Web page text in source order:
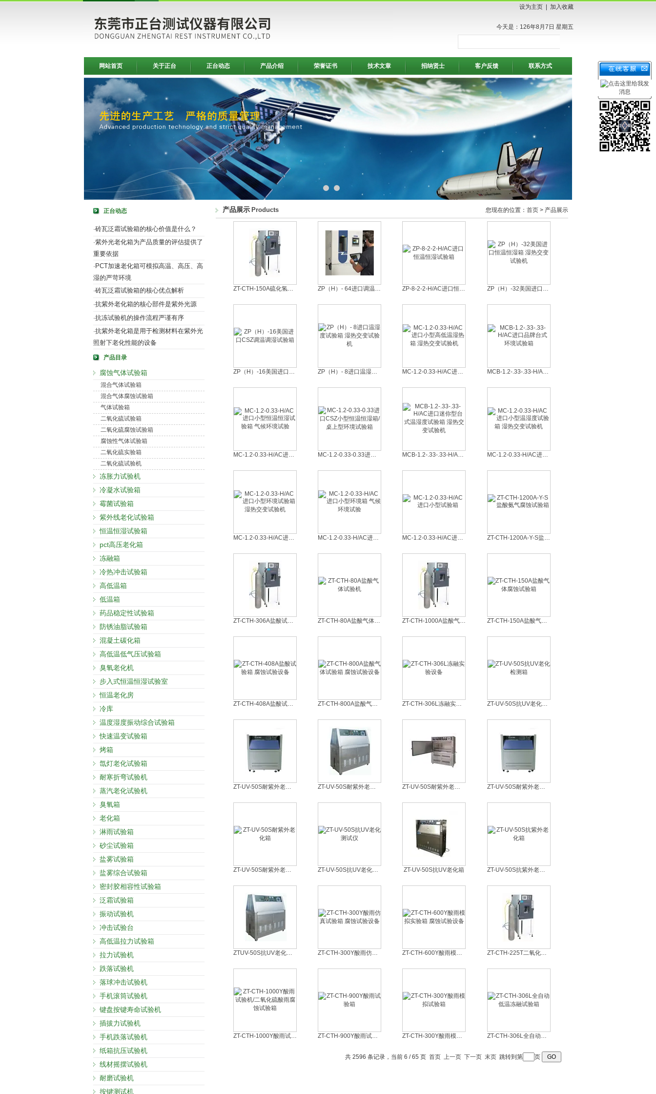
设为主页| 加入收藏
今天是：126年8月7日 星期五
网站首页 关于正台 正台动态 产品介绍 荣誉证书 技术文章 招纳贤士 客户反馈 联系方式
正台动态
·砖瓦泛霜试验箱的核心价值是什么？
·紫外光老化箱为产品质量的评估提供了
重要依据
· PCT加速老化箱可模拟高温、高压、高
湿的严苛环境
·砖瓦泛霜试验箱的核心优点解析
·抗紫外老化箱的核心部件是紫外光源
·抗冻试验机的操作流程严谨有序
·抗紫外老化箱是用于检测材料在紫外光
照射下老化性能的设备
产品目录
腐蚀气体试验箱
混合气体试验箱
混合气体腐蚀试验箱
气体试验箱
二氧化硫试验箱
二氧化硫腐蚀试验箱
腐蚀性气体试验箱
二氧化硫实验箱
二氧化硫试验机
冻胀力试验机
冷凝水试验箱
霉菌试验箱
紫外线老化试验箱
恒温恒湿试验箱
pct高压老化箱
冻融箱
冷热冲击试验箱
高低温箱
低温箱
药品稳定性试验箱
防锈油脂试验箱
混凝土碳化箱
高低温低气压试验箱
臭氧老化机
步入式恒温恒湿试验室
恒温老化房
冷库
温度湿度振动综合试验箱
快速温变试验箱
烤箱
氙灯老化试验箱
耐寒折弯试验机
蒸汽老化试验机
臭氧箱
老化箱
淋雨试验箱
砂尘试验箱
盐雾试验箱
盐雾综合试验箱
密封胶相容性试验箱
泛霜试验箱
振动试验机
冲击试验台
高低温拉力试验箱
拉力试验机
跌落试验机
落球冲击试验机
手机滚筒试验机
键盘按键寿命试验机
插拔力试验机
手机跌落试验机
纸箱抗压试验机
线材摇摆试验机
耐磨试验机
按键测试机
产品展示 Products 您现在的位置： 首页 > 产品展示
ZT-CTH-150A硫化氢腐蚀试验箱 腐蚀试验设备 ZP（H）- 64进口调温调湿试验箱 ZP-8-2-2-H/AC进口恒温恒湿试验箱 ZP（H）-32美国进口恒温恒湿箱 湿热交变试验机
ZP（H）-16美国进口CSZ调温调湿试验箱 ZP（H）- 8进口温湿度试验箱 湿热交变试验机 MC-1.2-0.33-H/AC进口小型高低温湿热箱 湿热交变试验机 MCB-1.2-.33-.33-H/AC进口品牌台式环境试验箱
MC-1.2-0.33-H/AC进口小型恒温恒湿试验箱 气候环境试验 MC-1.2-0.33-0.33进口CSZ小型恒温恒湿箱/桌上型环境试验箱 MCB-1.2-.33-.33-H/AC进口迷你型台式温湿度试验箱 湿热交变试验机 MC-1.2-0.33-H/AC进口小型温湿度试验箱 湿热交变试验机
MC-1.2-0.33-H/AC进口小型环境试验箱 湿热交变试验机 MC-1.2-0.33-H/AC进口小型环境箱 气候环境试验 MC-1.2-0.33-H/AC进口小型试验箱 ZT-CTH-1200A-Y-S盐酸氨气腐蚀试验箱
ZT-CTH-306A盐酸试验机/盐酸气体测试仪 ZT-CTH-80A盐酸气体试验机 ZT-CTH-1000A盐酸气体腐蚀试验机 腐蚀试验设备 ZT-CTH-150A盐酸气体腐蚀试验箱
ZT-CTH-408A盐酸试验箱 腐蚀试验设备 ZT-CTH-800A盐酸气体试验箱 腐蚀试验设备 ZT-CTH-306L冻融实验设备 ZT-UV-50S抗UV老化检测箱
ZT-UV-50S耐紫外老化测试机 ZT-UV-50S耐紫外老化测试箱 ZT-UV-50S耐紫外老化试验箱 ZT-UV-50S耐紫外老化试验仪
ZT-UV-50S耐紫外老化箱 ZT-UV-50S抗UV老化测试仪 ZT-UV-50S抗UV老化箱 ZT-UV-50S抗紫外老化箱
ZTUV-50S抗UV老化试验箱 ZT-CTH-300Y酸雨仿真试验箱 腐蚀试验设备 ZT-CTH-600Y酸雨模拟实验箱 腐蚀试验设备 ZT-CTH-225T二氧化碳试验箱
ZT-CTH-1000Y酸雨试验机/二氧化硫酸雨腐蚀试验箱 ZT-CTH-900Y酸雨试验箱 ZT-CTH-300Y酸雨模拟试验箱 ZT-CTH-306L全自动低温冻融试验箱
共 2596 条记录，当前 6 / 65 页 首页 上一页 下一页 末页跳转到第 页